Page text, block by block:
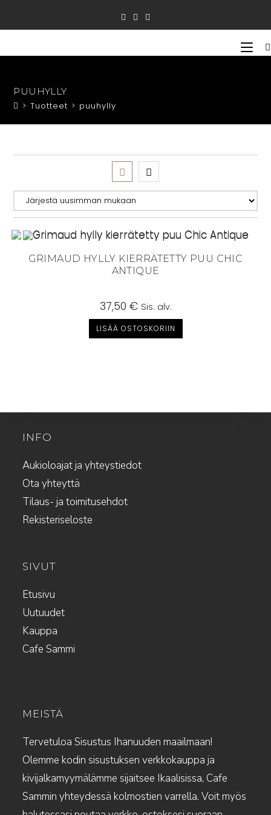
PUUHYLLY
> Tuotteet > puuhylly
GRIMAUD HYLLY KIERRÄTETTY PUU CHIC
ANTIQUE
37,50 € Sis. alv.
LISÄÄ OSTOSKORIIN
INFO
Aukioloajat ja yhteystiedot
Ota yhteyttä
Tilaus- ja toimitusehdot
Rekisteriseloste
SIVUT
Etusivu
Uutuudet
Kauppa
Cafe Sammi
MEISTÄ
Tervetuloa Sisustus Ihanuuden maailmaan!
Olemme kodin sisustuksen verkkokauppa ja
kivijalkamyymälämme sijaitsee Ikaalisissa, Cafe
Sammin yhteydessä kolmostien varrella. Voit myös